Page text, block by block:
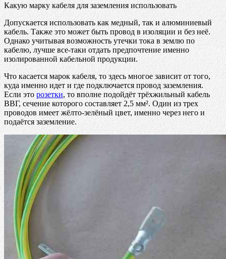
Какую марку кабеля для заземления использовать
Допускается использовать как медный, так и алюминиевый
кабель. Также это может быть провод в изоляции и без неё.
Однако учитывая возможность утечки тока в землю по
кабелю, лучше все-таки отдать предпочтение именно
изолированной кабельной продукции.
Что касается марок кабеля, то здесь многое зависит от того,
куда именно идет и где подключается провод заземления.
Если это розетки, то вполне подойдёт трёхжильный кабель
ВВГ, сечение которого составляет 2,5 мм². Один из трех
проводов имеет жёлто-зелёный цвет, именно через него и
подаётся заземление.